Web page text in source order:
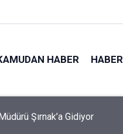
HABER HABER
Şırnak’a Gidiyor